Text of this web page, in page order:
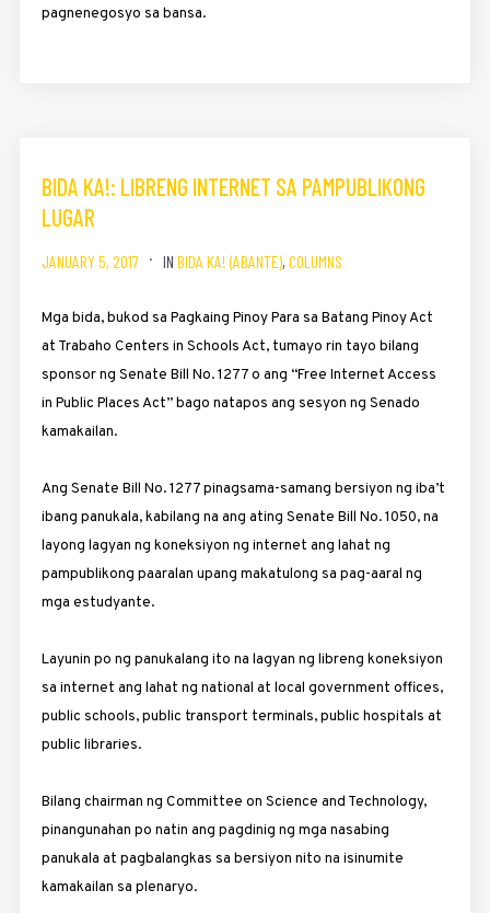
pagnenegosyo sa bansa.
BIDA KA!: LIBRENG INTERNET SA PAMPUBLIKONG
LUGAR
JANUARY 5, 2017 IN BIDA KA! (ABANTE), COLUMNS
Mga bida, bukod sa Pagkaing Pinoy Para sa Batang Pinoy Act
at Trabaho Centers in Schools Act, tumayo rin tayo bilang
sponsor ng Senate Bill No. 1277 o ang “Free Internet Access
in Public Places Act” bago natapos ang sesyon ng Senado
kamakailan.
Ang Senate Bill No. 1277 pinagsama-samang bersiyon ng iba’t
ibang panukala, kabilang na ang ating Senate Bill No. 1050, na
layong lagyan ng koneksiyon ng internet ang lahat ng
pampublikong paaralan upang makatulong sa pag-aaral ng
mga estudyante.
Layunin po ng panukalang ito na lagyan ng libreng koneksiyon
sa internet ang lahat ng national at local government ­offices,
public schools, public transport terminals, public ­hospitals at
public libraries.
Bilang chairman ng Committee on Science and Techno­logy,
pinangunahan po natin ang pagdinig ng mga nasabing
panukala at pagbalangkas sa bersiyon nito na isinumite
kamakailan sa plenaryo.